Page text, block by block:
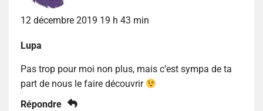
12 décembre 2019 19 h 43 min
Lupa
Pas trop pour moi non plus, mais c’est sympa de ta
part de nous le faire découvrir
Répondre